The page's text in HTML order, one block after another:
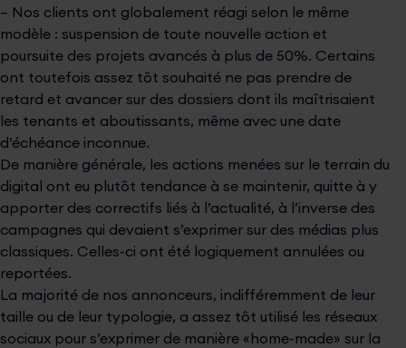
– Nos clients ont globalement réagi selon le même
modèle : suspension de toute nouvelle action et
poursuite des projets avancés à plus de 50%. Certains
ont toutefois assez tôt souhaité ne pas prendre de
retard et avancer sur des dossiers dont ils maîtrisaient
les tenants et aboutissants, même avec une date
d’échéance inconnue.
De manière générale, les actions menées sur le terrain du
digital ont eu plutôt tendance à se maintenir, quitte à y
apporter des correctifs liés à l’actualité, à l’inverse des
campagnes qui devaient s’exprimer sur des médias plus
classiques. Celles-ci ont été logiquement annulées ou
reportées.
La majorité de nos annonceurs, indifféremment de leur
taille ou de leur typologie, a assez tôt utilisé les réseaux
sociaux pour s’exprimer de manière «home-made» sur la